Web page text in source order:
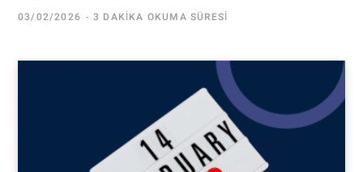
03/02/2026 3 DAKIKA OKUMA SÜRESI